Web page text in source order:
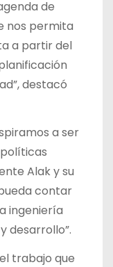
de
nos permita
a partir del
destacó
a ser
Alak y su
contar
ingeniería
desarrollo”.
trabajo que